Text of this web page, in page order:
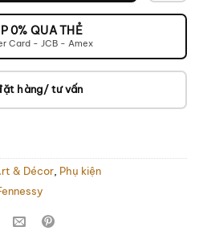
0% QUA THẺ
Card - JCB - Amex
hàng/ tư vấn
Rack số lượng
& Décor Phụ kiện